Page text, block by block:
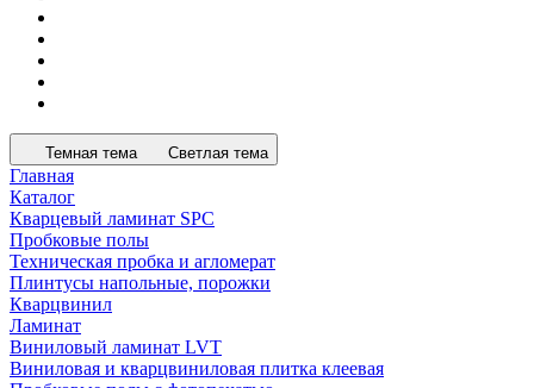
Темная тема Светлая тема
Главная
Каталог
Кварцевый ламинат SPC
Пробковые полы
Техническая пробка и агломерат
Плинтусы напольные, порожки
Кварцвинил
Ламинат
Виниловый ламинат LVT
Виниловая и кварцвиниловая плитка клеевая